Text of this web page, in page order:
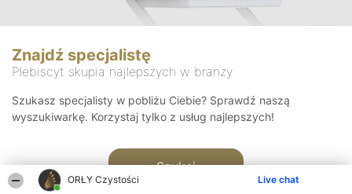
ORŁY Czystości Live chat
Znajdź specjalistę
Plebiscyt skupia najlepszych w branży
Szukasz specjalisty w pobliżu Ciebie? Sprawdź naszą
wyszukiwarkę. Korzystaj tylko z usług najlepszych!
Szukaj